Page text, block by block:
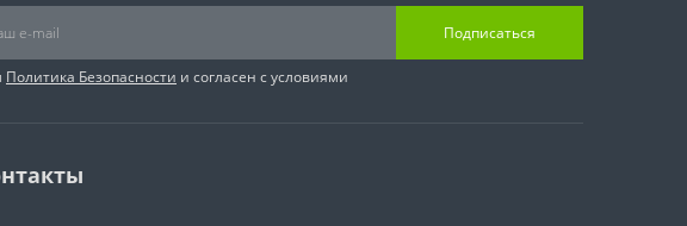
Подписаться
Политика Безопасности и согласен с условиями